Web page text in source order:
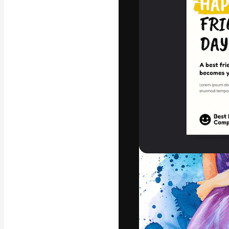
La
migliori lavori.
creativi,
Italiano
Copyright ©